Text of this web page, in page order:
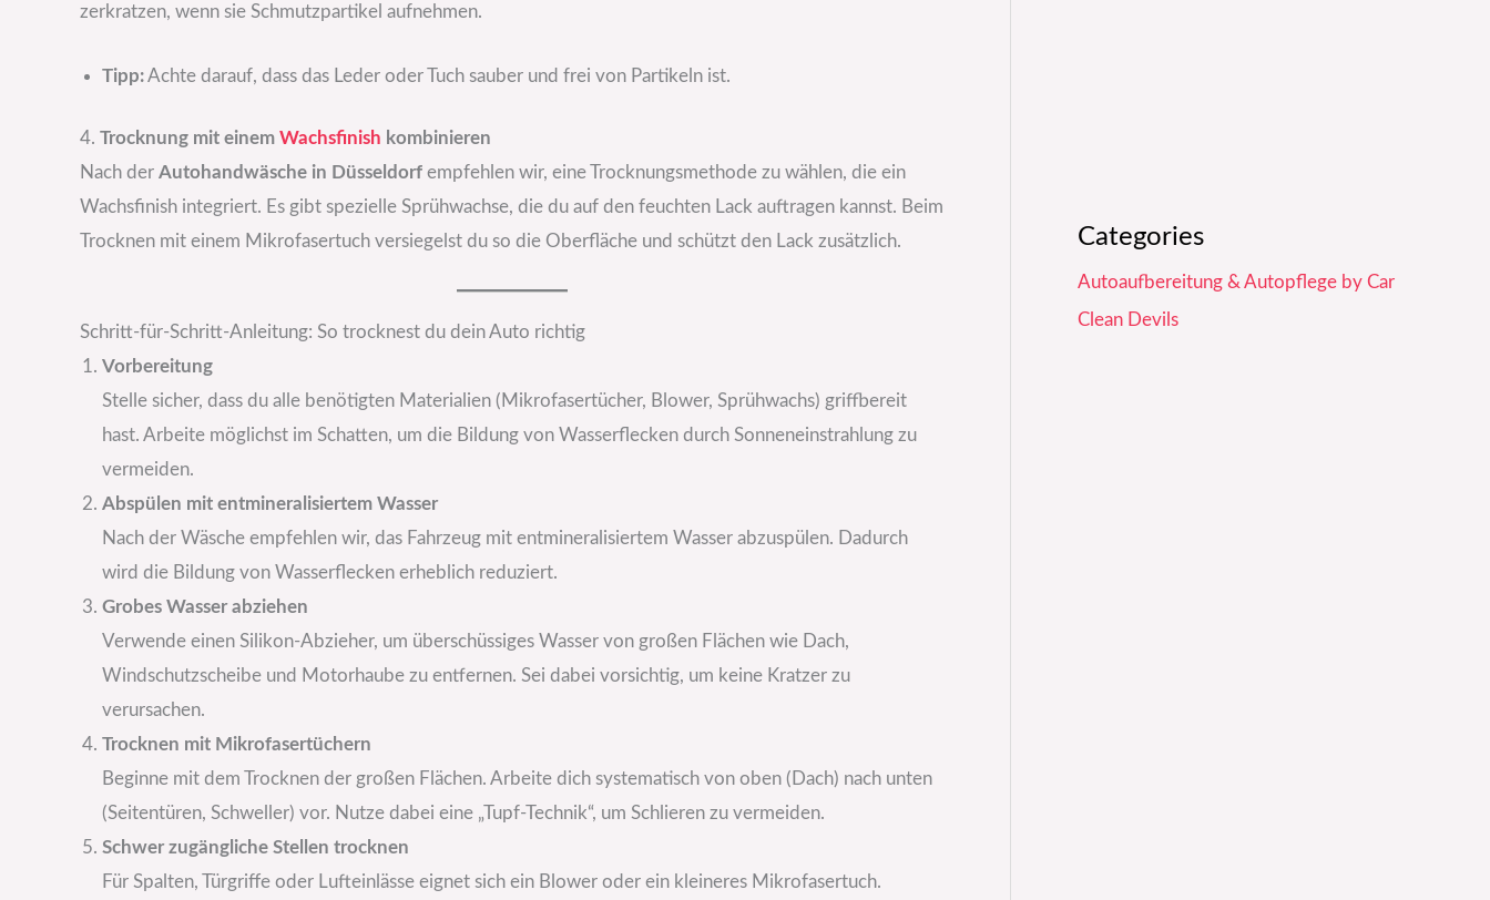
zerkratzen, wenn sie Schmutzpartikel aufnehmen.
Tipp:Achte darauf, dass das Leder oder Tuch sauber und frei von Partikeln ist.
4. Trocknung mit einem Wachsfinish kombinieren
Nach der Autohandwäsche in Düsseldorf empfehlen wir, eine Trocknungsmethode zu wählen, die ein
Wachsfinish integriert. Es gibt spezielle Sprühwachse, die du auf den feuchten Lack auftragen kannst. Beim
Trocknen mit einem Mikrofasertuch versiegelst du so die Oberfläche und schützt den Lack zusätzlich.
Schritt-für-Schritt-Anleitung: So trocknest du dein Auto richtig
Vorbereitung
Stelle sicher, dass du alle benötigten Materialien (Mikrofasertücher, Blower, Sprühwachs) griffbereit
hast. Arbeite möglichst im Schatten, um die Bildung von Wasserflecken durch Sonneneinstrahlung zu
vermeiden.
Abspülen mit entmineralisiertem Wasser
Nach der Wäsche empfehlen wir, das Fahrzeug mit entmineralisiertem Wasser abzuspülen. Dadurch
wird die Bildung von Wasserflecken erheblich reduziert.
Grobes Wasser abziehen
Verwende einen Silikon-Abzieher, um überschüssiges Wasser von großen Flächen wie Dach,
Windschutzscheibe und Motorhaube zu entfernen. Sei dabei vorsichtig, um keine Kratzer zu
verursachen.
Trocknen mit Mikrofasertüchern
Beginne mit dem Trocknen der großen Flächen. Arbeite dich systematisch von oben (Dach) nach unten
(Seitentüren, Schweller) vor. Nutze dabei eine „Tupf-Technik“, um Schlieren zu vermeiden.
Schwer zugängliche Stellen trocknen
Für Spalten, Türgriffe oder Lufteinlässe eignet sich ein Blower oder ein kleineres Mikrofasertuch.
Categories
Autoaufbereitung & Autopflege by Car
Clean Devils